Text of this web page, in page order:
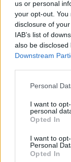
us or personal
your opt-out.
disclosure of
IAB’s list of
also be
Downstream
Please note that
not limited to
grant or deny
use your data
consent section.
Personal
I want to
personal
Opted In
I want to
Personal
Opted In
Ακολουθήστε το